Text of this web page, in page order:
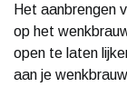
Het aanbrengen
op het
open te laten
aan je